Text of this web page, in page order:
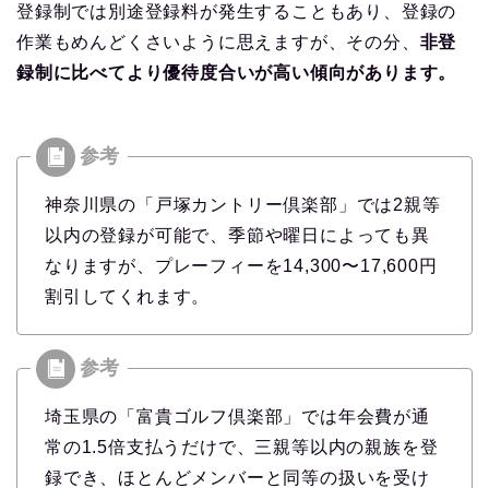
登録制では別途登録料が発生することもあり、登録の
作業もめんどくさいように思えますが、その分、 非登
録制に比べてより優待度合いが高い傾向があります。
神奈川県の「戸塚カントリー倶楽部」では2親等
以内の登録が可能で、季節や曜日によっても異
なりますが、プレーフィーを14,300〜17,600円
割引してくれます。
埼玉県の「富貴ゴルフ倶楽部」では年会費が通
常の1.5倍支払うだけで、三親等以内の親族を登
録でき、ほとんどメンバーと同等の扱いを受け